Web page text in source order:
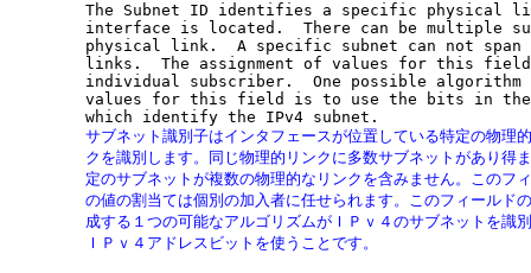
The Subnet ID identifies a specific physical
interface is located.  There can be multiple
physical link.  A specific subnet can not span
links.  The assignment of values for this
individual subscriber.  One possible algorithm
values for this field is to use the bits in
サブネット識別子はインタフェースが位置している特定の物理
クを識別します。同じ物理的リンクに多数サブネットがあり得
定のサブネットが複数の物理的なリンクを含みません。このフ
の値の割当ては個別の加入者に任せられます。このフィールド
成する１つの可能なアルゴリズムがＩＰｖ４のサブネットを識
        ＩＰｖ４アドレスビットを使うことです。